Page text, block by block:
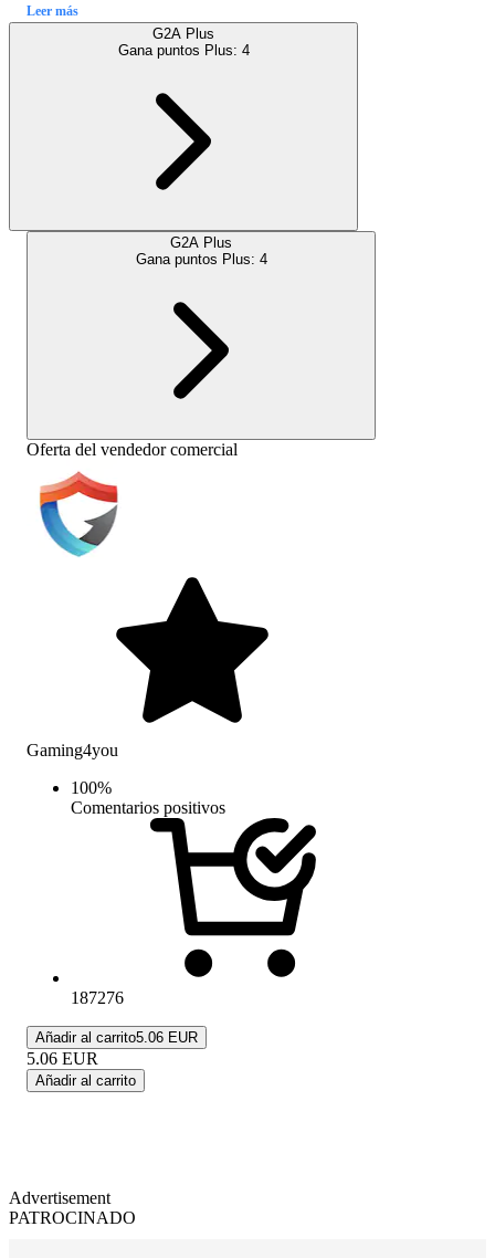
Leer más
G2A Plus
Gana puntos Plus: 4
G2A Plus
Gana puntos Plus: 4
Oferta del vendedor comercial
Gaming4you
100%
Comentarios positivos
187276
Añadir al carrito5.06 EUR
5.06 EUR
Añadir al carrito
Advertisement
PATROCINADO